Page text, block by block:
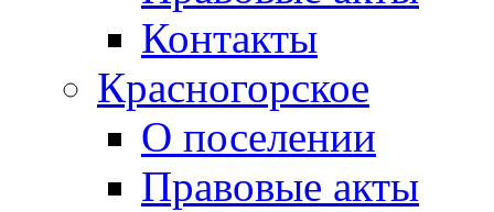
Контакты
Красногорское
О поселении
Правовые акты